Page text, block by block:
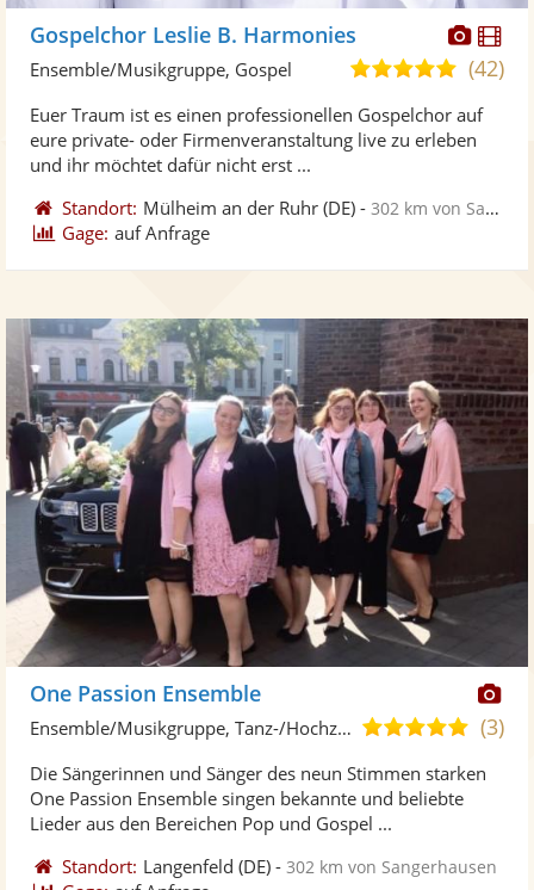
Fotos
Gospelchor Leslie B. Harmonies
5,0
5
(42)
Ensemble/Musikgruppe, Gospel
Euer Traum ist es einen professionellen Gospelchor auf
eure private- oder Firmenveranstaltung live zu erleben
und ihr möchtet dafür nicht erst ...
Standort: Mülheim an der Ruhr (DE) -302 km von Sangerhausen
Gage: auf Anfrage
One Passion Ensemble
4,9
5
(3)
Ensemble/Musikgruppe, Tanz-/Hochzeitsband
Die Sängerinnen und Sänger des neun Stimmen starken
One Passion Ensemble singen bekannte und beliebte
Lieder aus den Bereichen Pop und Gospel ...
Standort: Langenfeld (DE) -302 km von Sangerhausen